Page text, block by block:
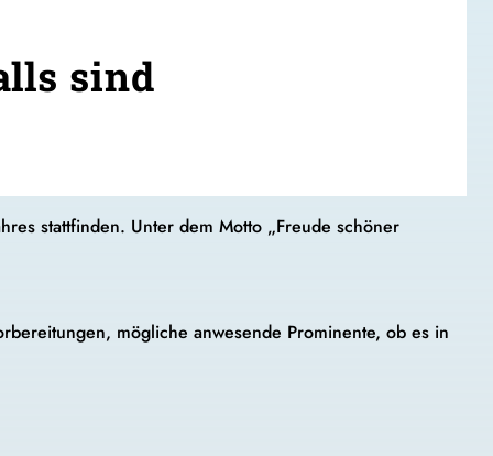
sind
stattfinden. Unter dem Motto „Freude schöner
mögliche anwesende Prominente, ob es in